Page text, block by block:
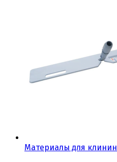
Материалы для